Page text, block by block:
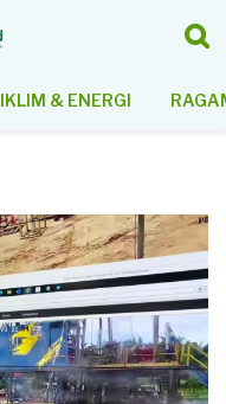
IKLIM & ENERGI